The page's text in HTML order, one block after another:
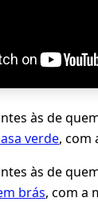
às de
verde, com
às de
brás, com a